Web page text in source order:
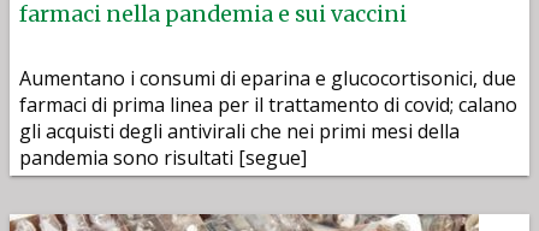
farmaci nella pandemia e sui vaccini
Aumentano i consumi di eparina e glucocortisonici, due
farmaci di prima linea per il trattamento di covid; calano
gli acquisti degli antivirali che nei primi mesi della
pandemia sono risultati [segue]